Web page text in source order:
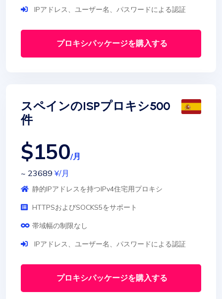
IPアドレス、ユーザー名、パスワードによる認証
プロキシパッケージを購入する
スペインのISPプロキシ500
件
$150/月
~ 23689¥/月
静的IPアドレスを持つIPv4住宅用プロキシ
HTTPSおよびSOCKS5をサポート
帯域幅の制限なし
IPアドレス、ユーザー名、パスワードによる認証
プロキシパッケージを購入する